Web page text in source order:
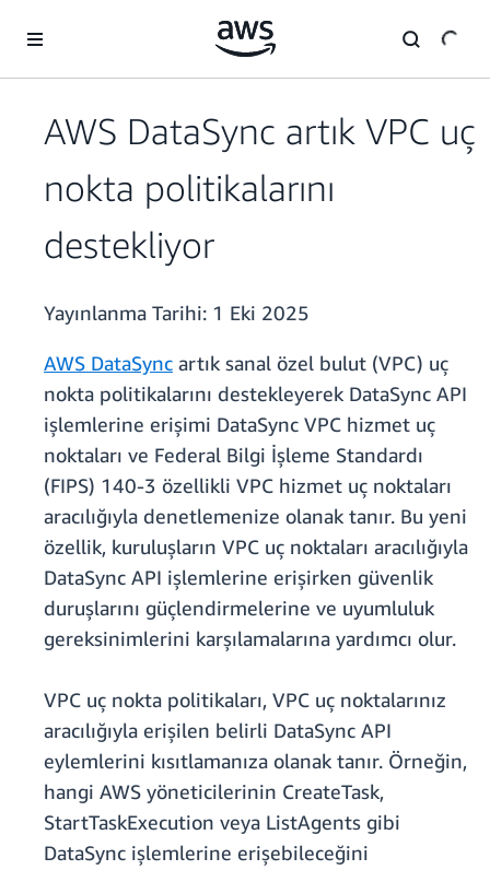
AWS DataSync artık VPC uç
nokta politikalarını
destekliyor
Yayınlanma Tarihi: 1 Eki 2025
AWS DataSync artık sanal özel bulut (VPC) uç
nokta politikalarını destekleyerek DataSync API
işlemlerine erişimi DataSync VPC hizmet uç
noktaları ve Federal Bilgi İşleme Standardı
(FIPS) 140-3 özellikli VPC hizmet uç noktaları
aracılığıyla denetlemenize olanak tanır. Bu yeni
özellik, kuruluşların VPC uç noktaları aracılığıyla
DataSync API işlemlerine erişirken güvenlik
duruşlarını güçlendirmelerine ve uyumluluk
gereksinimlerini karşılamalarına yardımcı olur.
VPC uç nokta politikaları, VPC uç noktalarınız
aracılığıyla erişilen belirli DataSync API
eylemlerini kısıtlamanıza olanak tanır. Örneğin,
hangi AWS yöneticilerinin CreateTask,
StartTaskExecution veya ListAgents gibi
DataSync işlemlerine erişebileceğini